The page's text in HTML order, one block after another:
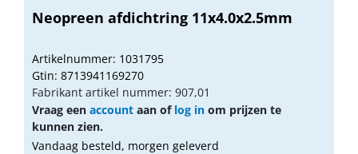
Neopreen afdichtring 11x4.0x2.5mm
Artikelnummer: 1031795
Gtin: 8713941169270
Fabrikant artikel nummer: 907,01
Vraag een account aan of log in om prijzen te
kunnen zien.
Vandaag besteld, morgen geleverd